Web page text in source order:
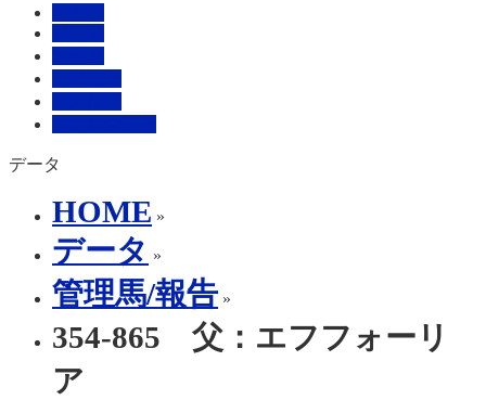
データ
HOME »
データ »
管理馬/報告 »
354-865 父：エフフォーリ
ア